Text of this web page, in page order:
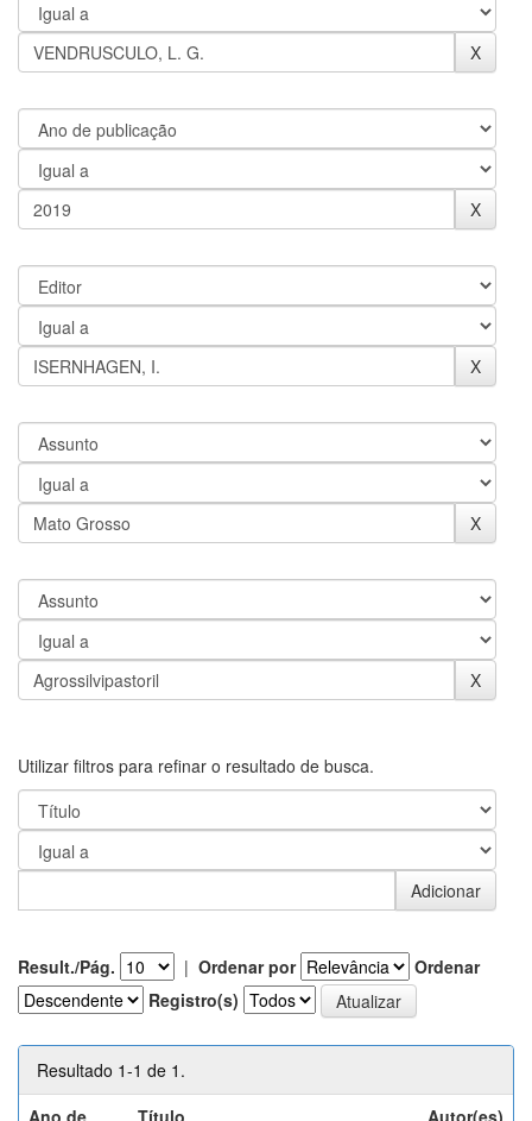
Utilizar filtros para refinar o resultado de busca.
Result./Pág. | Ordenar por
Ordenar
Registro(s)
Resultado 1-1 de 1.
Ano de
Título Autor(es)